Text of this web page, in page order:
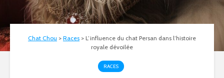
Chat Chou > Races > L’influence du chat Persan dans l’histoire
royale dévoilée
RACES